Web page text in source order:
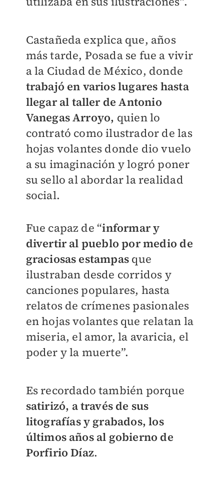
Castañeda explica que, años
más tarde, Posada se fue a vivir
a la Ciudad de México, donde
trabajó en varios lugares hasta
llegar al taller de Antonio
Vanegas Arroyo, quien lo
contrató como ilustrador de las
hojas volantes donde dio vuelo
a su imaginación y logró poner
su sello al abordar la realidad
social.
Fue capaz de “informar y
divertir al pueblo por medio de
graciosas estampas que
ilustraban desde corridos y
canciones populares, hasta
relatos de crímenes pasionales
en hojas volantes que relatan la
miseria, el amor, la avaricia, el
poder y la muerte”.
Es recordado también porque
satirizó, a través de sus
litografías y grabados, los
últimos años al gobierno de
Porfirio Díaz.